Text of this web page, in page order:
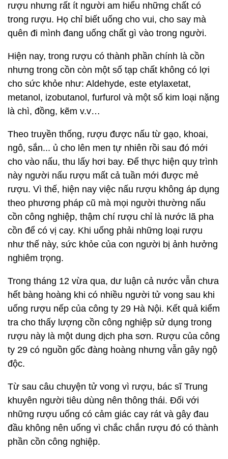
rượu nhưng rất ít người am hiểu những chất có
trong rượu. Họ chỉ biết uống cho vui, cho say mà
quên đi mình đang uống chất gì vào trong người.
Hiện nay, trong rượu có thành phần chính là cồn
nhưng trong cồn còn một số tạp chất không có lợi
cho sức khỏe như: Aldehyde, este etylaxetat,
metanol, izobutanol, furfurol và một số kim loại nặng
là chì, đồng, kẽm v.v…
Theo truyền thống, rượu được nấu từ gạo, khoai,
ngô, sắn... ủ cho lên men tự nhiên rồi sau đó mới
cho vào nấu, thu lấy hơi bay. Để thực hiện quy trình
này người nấu rượu mất cả tuần mới được mẻ
rượu. Vì thế, hiện nay việc nấu rượu không áp dụng
theo phương pháp cũ mà mọi người thường nấu
cồn công nghiệp, thậm chí rượu chỉ là nước lã pha
cồn để có vị cay. Khi uống phải những loại rượu
như thế này, sức khỏe của con người bị ảnh hưởng
nghiêm trọng.
Trong tháng 12 vừa qua, dư luận cả nước vẫn chưa
hết bàng hoàng khi có nhiều người tử vong sau khi
uống rượu nếp của công ty 29 Hà Nội. Kết quả kiểm
tra cho thấy lượng cồn công nghiệp sử dụng trong
rượu này là một dung dịch pha sơn. Rượu của công
ty 29 có nguồn gốc đàng hoàng nhưng vẫn gây ngộ
độc.
Từ sau câu chuyện tử vong vì rượu, bác sĩ Trung
khuyên người tiêu dùng nên thông thái. Đối với
những rượu uống có cảm giác cay rát và gây đau
đầu không nên uống vì chắc chắn rượu đó có thành
phần cồn công nghiệp.